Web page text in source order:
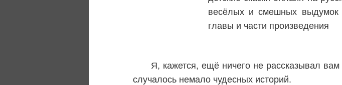
Я, кажется, ещё ничего не рассказывал
случалось немало чудесных историй.